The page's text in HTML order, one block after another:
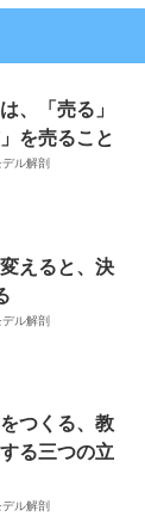
、「売る」
を売ること
ル解剖
えると、決
ル解剖
つくる、教
る三つの立
ル解剖